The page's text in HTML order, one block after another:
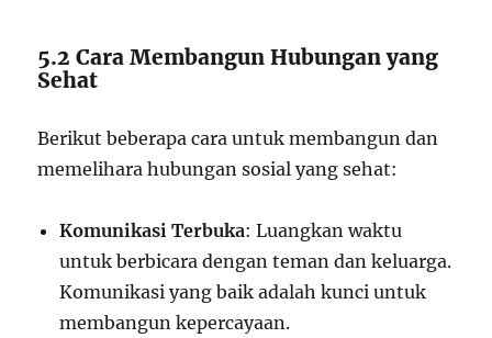
5.2 Cara Membangun Hubungan yang
Sehat
Berikut beberapa cara untuk membangun dan
memelihara hubungan sosial yang sehat:
Komunikasi Terbuka: Luangkan waktu
untuk berbicara dengan teman dan keluarga.
Komunikasi yang baik adalah kunci untuk
membangun kepercayaan.